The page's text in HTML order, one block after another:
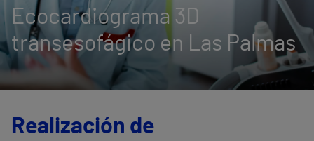
Ecocardiograma 3D
transesofágico en Las Palmas
Realización de